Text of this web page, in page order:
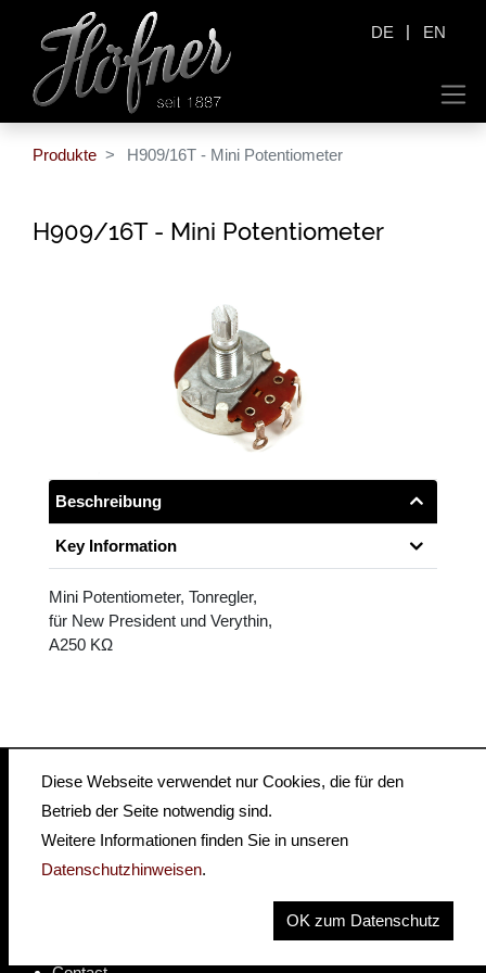
DE | EN
Produkte H909/16T - Mini Potentiometer
H909/16T - Mini Potentiometer
Beschreibung
Key Information
Mini Potentiometer, Tonregler,
für New President und Verythin,
A250 KΩ
insidehofnerguitars
hofnerguitars
Diese Webseite verwendet nur Cookies, die für den
Betrieb der Seite notwendig sind.
Weitere Informationen finden Sie in unseren
Datenschutzhinweisen.
OK zum Datenschutz